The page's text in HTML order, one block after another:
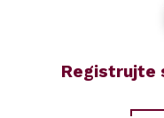
Registrujte